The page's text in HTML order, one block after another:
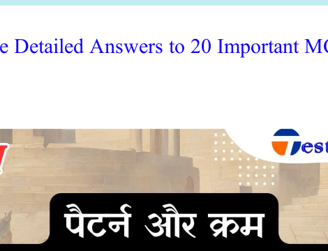
Detailed Answers to 20 Important